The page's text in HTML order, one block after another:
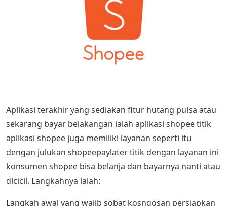
Aplikasi terakhir yang sediakan fitur hutang pulsa atau
sekarang bayar belakangan ialah aplikasi shopee titik
aplikasi shopee juga memiliki layanan seperti itu
dengan julukan shopeepaylater titik dengan layanan ini
konsumen shopee bisa belanja dan bayarnya nanti atau
dicicil. Langkahnya ialah:
Langkah awal yang wajib sobat kosngosan persiapkan